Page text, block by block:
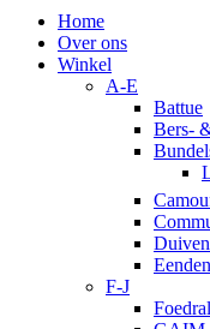
Home
Over ons
Winkel
A-E
Battue
Bers-
F-J